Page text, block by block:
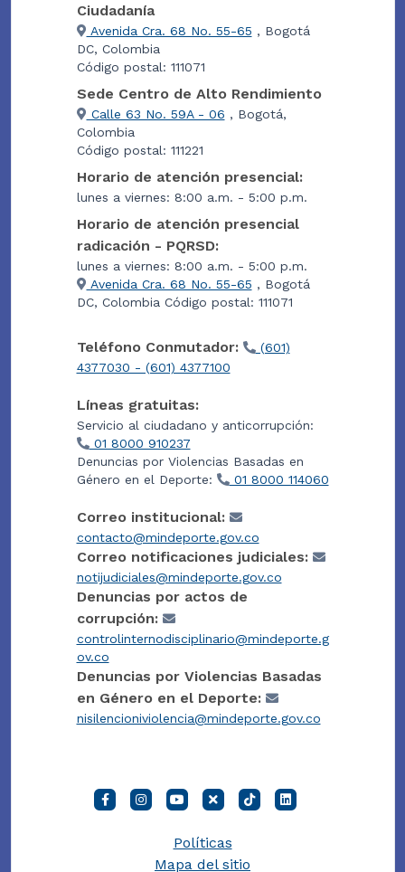
Ciudadanía
Avenida Cra. 68 No. 55-65 , Bogotá
DC, Colombia
Código postal: 111071
Sede Centro de Alto Rendimiento
Calle 63 No. 59A - 06 , Bogotá,
Colombia
Código postal: 111221
Horario de atención presencial:
lunes a viernes: 8:00 a.m. - 5:00 p.m.
Horario de atención presencial
radicación - PQRSD:
lunes a viernes: 8:00 a.m. - 5:00 p.m.
Avenida Cra. 68 No. 55-65 , Bogotá
DC, Colombia Código postal: 111071
Teléfono Conmutador:
(601)
4377030 - (601) 4377100
Líneas gratuitas:
Servicio al ciudadano y anticorrupción:
01 8000 910237
Denuncias por Violencias Basadas en
Género en el Deporte:
01 8000 114060
Correo institucional:
contacto@mindeporte.gov.co
Correo notificaciones judiciales:
notijudiciales@mindeporte.gov.co
Denuncias por actos de
corrupción:
controlinternodisciplinario@mindeporte.g
ov.co
Denuncias por Violencias Basadas
en Género en el Deporte:
nisilencioniviolencia@mindeporte.gov.co
Políticas
Mapa del sitio